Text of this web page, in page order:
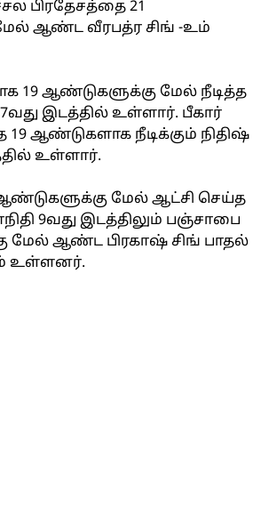
பிரதேசத்தை 21
ஆண்ட வீரபத்ர சிங் -உம்
19 ஆண்டுகளுக்கு மேல் நீடித்த
இடத்தில் உள்ளார். பீகார்
19 ஆண்டுகளாக நீடிக்கும் நிதிஷ்
உள்ளார்.
ஆண்டுகளுக்கு மேல் ஆட்சி செய்த
9வது இடத்திலும் பஞ்சாபை
மேல் ஆண்ட பிரகாஷ் சிங் பாதல்
உள்ளனர்.